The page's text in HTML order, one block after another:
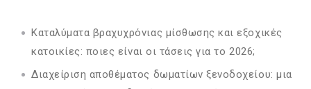
Καταλύματα βραχυχρόνιας μίσθωσης και εξοχικές
κατοικίες: ποιες είναι οι τάσεις για το 2026;
Διαχείριση αποθέματος δωματίων ξενοδοχείου: μια